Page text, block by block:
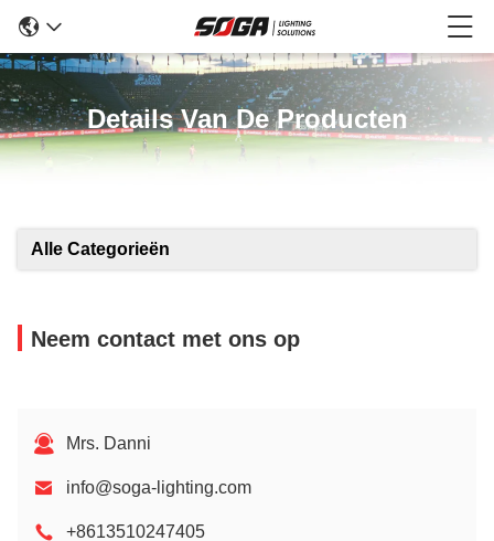
Details Van De Producten
Alle Categorieën
Neem contact met ons op
Mrs. Danni
info@soga-lighting.com
+8613510247405